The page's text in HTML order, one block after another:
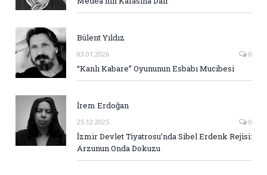
Bülent Yıldız
03.01.2026 0
“Kanlı Kabare” Oyununun Esbabı Mucibesi
İrem Erdoğan
25.12.2025 0
İzmir Devlet Tiyatrosu’nda Sibel Erdenk Rejisi:
Arzunun Onda Dokuzu